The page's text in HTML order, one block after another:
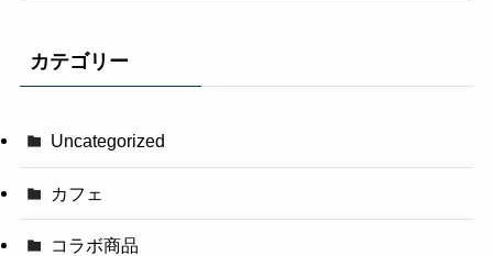
カテゴリー
Uncategorized
カフェ
コラボ商品